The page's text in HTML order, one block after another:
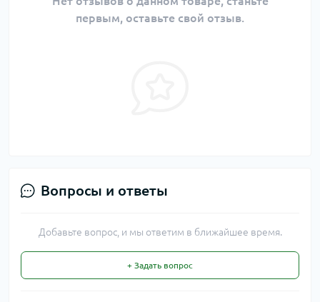
первым, оставьте свой отзыв.
Вопросы и ответы
Добавьте вопрос, и мы ответим в ближайшее время.
+ Задать вопрос